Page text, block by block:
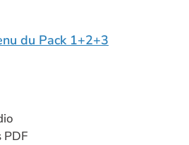
du Pack 1+2+3
PDF